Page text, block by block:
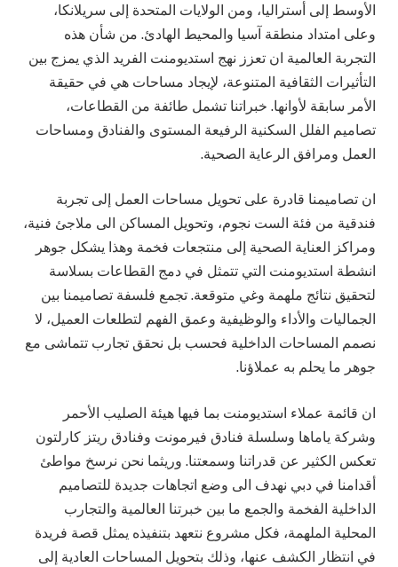
الأوسط إلى أستراليا، ومن الولايات المتحدة إلى سريلانكا،
وعلى امتداد منطقة آسيا والمحيط الهادئ. من شأن هذه
التجربة العالمية ان تعزز نهج استديومنت الفريد الذي يمزج بين
التأثيرات الثقافية المتنوعة، لإيجاد مساحات هي في حقيقة
الأمر سابقة لأوانها. خبراتنا تشمل طائفة من القطاعات،
تصاميم الفلل السكنية الرفيعة المستوى والفنادق ومساحات
العمل ومرافق الرعاية الصحية.
ان تصاميمنا قادرة على تحويل مساحات العمل إلى تجربة
فندقية من فئة الست نجوم، وتحويل المساكن الى ملاجئ فنية،
ومراكز العناية الصحية إلى منتجعات فخمة وهذا يشكل جوهر
انشطة استديومنت التي تتمثل في دمج القطاعات بسلاسة
لتحقيق نتائج ملهمة وغي متوقعة. تجمع فلسفة تصاميمنا بين
الجماليات والأداء والوظيفية وعمق الفهم لتطلعات العميل، لا
نصمم المساحات الداخلية فحسب بل نحقق تجارب تتماشى مع
جوهر ما يحلم به عملاؤنا.
ان قائمة عملاء استديومنت بما فيها هيئة الصليب الأحمر
وشركة ياماها وسلسلة فنادق فيرمونت وفنادق ريتز كارلتون
تعكس الكثير عن قدراتنا وسمعتنا. وريثما نحن نرسخ مواطئ
أقدامنا في دبي نهدف الى وضع اتجاهات جديدة للتصاميم
الداخلية الفخمة والجمع ما بين خبرتنا العالمية والتجارب
المحلية الملهمة، فكل مشروع نتعهد بتنفيذه يمثل قصة فريدة
في انتظار الكشف عنها، وذلك بتحويل المساحات العادية إلى